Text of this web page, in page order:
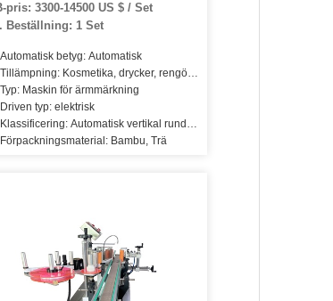
hudvårdsprodukter, hårvårdsprodukter, olja, mejeriprodukter
pris: 3300-14500 US $ / Set
Beställning: 1 Set
Automatisk betyg: Automatisk
Tillämpning: Kosmetika, drycker, rengöring, tvättmedel,
Typ: Maskin för ärmmärkning
Driven typ: elektrisk
Klassificering: Automatisk vertikal rund flaskmärkningsmaskin
Förpackningsmaterial: Bambu, Trä